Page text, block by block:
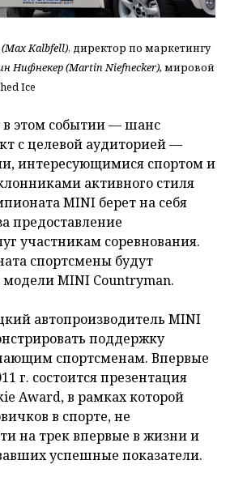
Kalbfell), директор по маркетингу
Нифнекер (Martin Niefnecker), мировой
Ice
в этом событии — шанс
с целевой аудиторией —
интересующимися спортом и
активного стиля
MINI берет на себя
предоставление
участникам соревнования.
спортсмены будут
модели MINI Countryman.
автопроизводитель MINI
поддержку
спортсменам. Впервые
г. состоится презентация
Award, в рамках которой
в спорте, не
на трек впервые в жизни и
успешные показатели.